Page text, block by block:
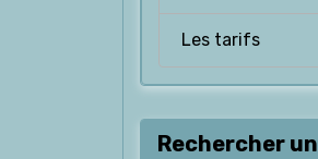
Les tarifs
Rechercher un